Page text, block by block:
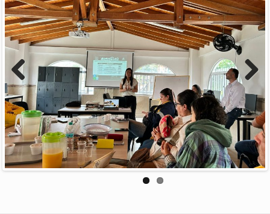
Previous Next